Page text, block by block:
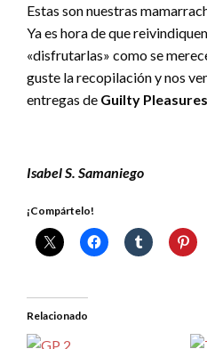
Estas son nuestras
Ya es hora de que
«disfrutarlas» como se
guste la recopilación y nos
entregas de Guilty Pleasures
Isabel S. Samaniego
¡Compártelo!
Relacionado